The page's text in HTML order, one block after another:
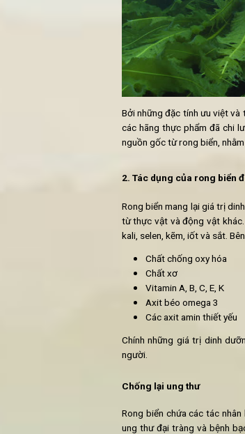
Với việc 71% diện
tác" tương lai của
quan trọng có
thời cổ đại cho đến
Bởi những đặc tính
các hãng thực